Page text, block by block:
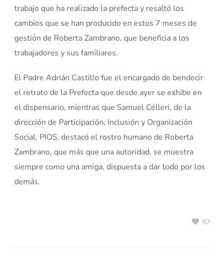
trabajo que ha realizado la prefecta y resaltó los
cambios que se han producido en estos 7 meses de
gestión de Roberta Zambrano, que beneficia a los
trabajadores y sus familiares.
El Padre Adrián Castillo fue el encargado de bendecir
el retrato de la Prefecta que desde ayer se exhibe en
el dispensario, mientras que Samuel Célleri, de la
dirección de Participación, Inclusión y Organización
Social, PIOS, destacó el rostro humano de Roberta
Zambrano, que más que una autoridad, se muestra
siempre como una amiga, dispuesta a dar todo por los
demás.
87